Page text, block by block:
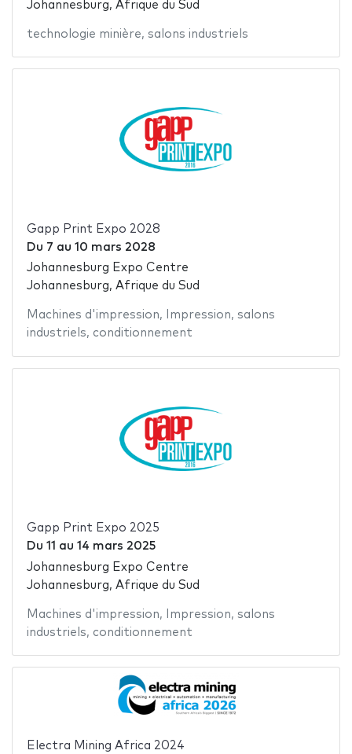
Johannesburg, Afrique du Sud
technologie minière, salons industriels
Gapp Print Expo 2028
Du 7 au 10 mars 2028
Johannesburg Expo Centre
Johannesburg, Afrique du Sud
Machines d'impression, Impression, salons
industriels, conditionnement
Gapp Print Expo 2025
Du 11 au 14 mars 2025
Johannesburg Expo Centre
Johannesburg, Afrique du Sud
Machines d'impression, Impression, salons
industriels, conditionnement
Electra Mining Africa 2024